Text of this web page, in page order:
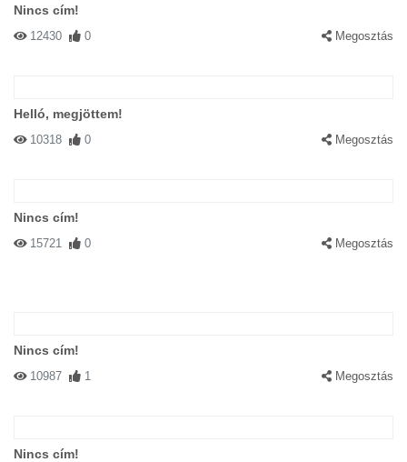
Nincs cím!
12430 0 Megosztás
Helló, megjöttem!
10318 0 Megosztás
Nincs cím!
15721 0 Megosztás
Nincs cím!
10987 1 Megosztás
Nincs cím!